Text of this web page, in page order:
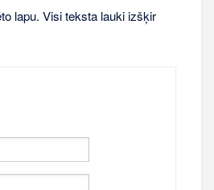
lapu. Visi teksta lauki izšķir